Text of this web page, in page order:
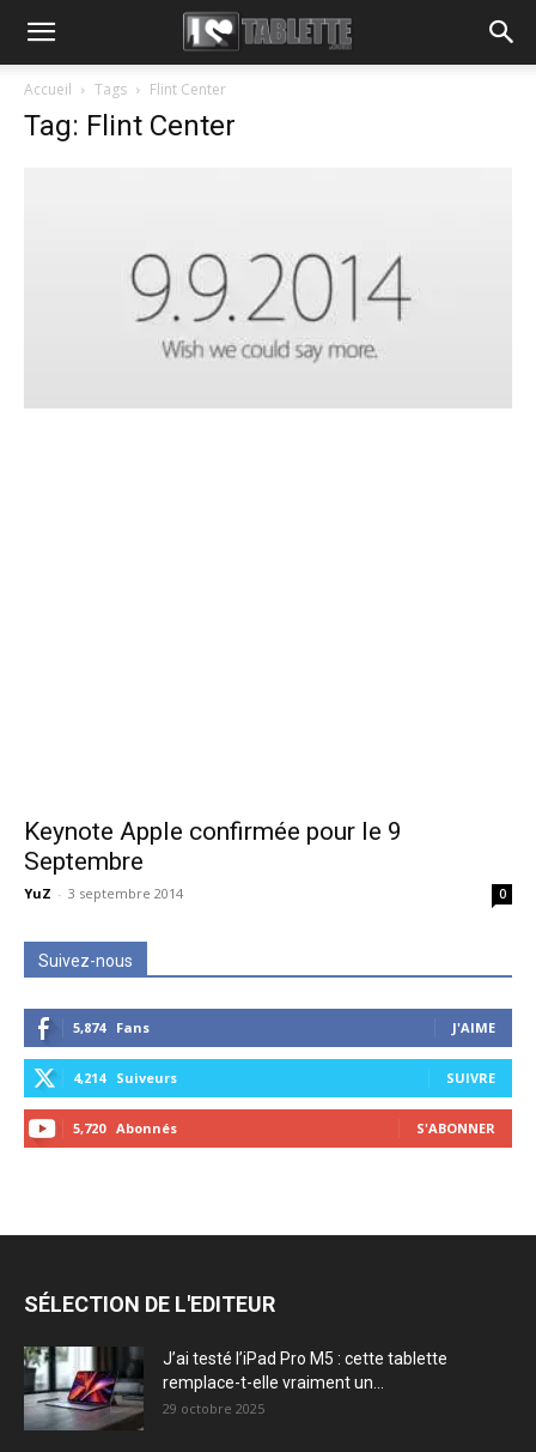
Accueil Tags Flint Center
Tag: Flint Center
Keynote Apple confirmée pour le 9
Septembre
YuZ - 3 septembre 2014 0
Suivez-nous
5,874 Fans J'AIME
4,214 Suiveurs SUIVRE
5,720 Abonnés S'ABONNER
SÉLECTION DE L'EDITEUR
J’ai testé l’iPad Pro M5 : cette tablette
remplace-t-elle vraiment un...
29 octobre 2025